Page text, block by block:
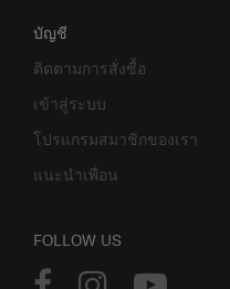
บัญชี
ติดตามการสั่งซื้อ
เข้าสู่ระบบ
โปรแกรมสมาชิกของเรา
แนะนำเพื่อน
FOLLOW US